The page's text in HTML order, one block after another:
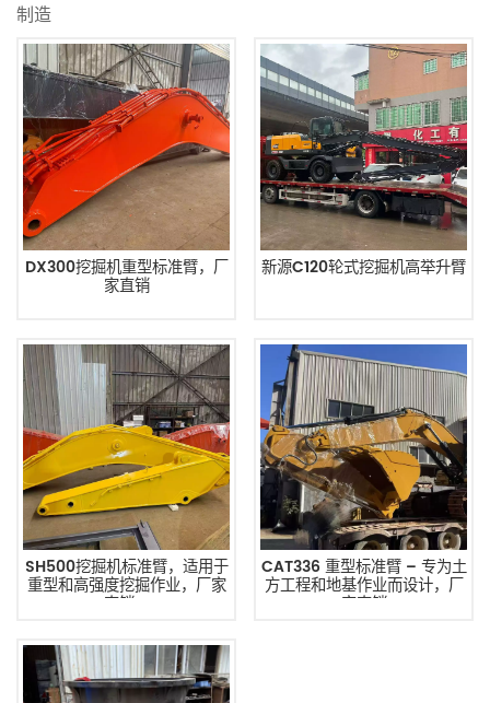
制造
DX300挖掘机重型标准臂，厂
家直销
新源C120轮式挖掘机高举升臂
SH500挖掘机标准臂，适用于
重型和高强度挖掘作业，厂家
直销。
CAT336 重型标准臂 – 专为土
方工程和地基作业而设计，厂
家直销